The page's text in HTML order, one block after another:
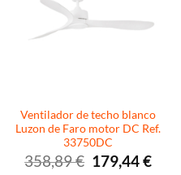
Ventilador de techo blanco
Luzon de Faro motor DC Ref.
33750DC
358,89€
El
precio
179,44€El